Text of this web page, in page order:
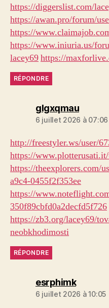
https://diggerslist.com/
https://awan.pro/forum/
https://
https://www.iniuria.us/
lacey69https://
RÉPONDRE
glgxqmaudit :
6 juillet 2026 à 07:06
http://freestyler.ws/user/
https://
https://theexplorers.com/
a9c4-0455f2f353ee
https://
350f89cbfd0a2decfd5f726
https://zb3.org/lacey69/
neobkhodimosti
RÉPONDRE
esrphimkdit :
6 juillet 2026 à 10:05